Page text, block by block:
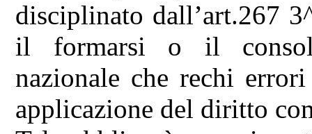
disciplinato dall’art.267
il formarsi o il
nazionale che rechi
applicazione del diritto